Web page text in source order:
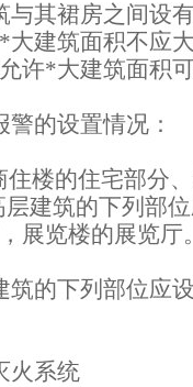
与其裙房之间设
大建筑面积不应
许*大建筑面积可
的设置情况：
住楼的住宅部分
层建筑的下列部
展览楼的展览厅。
筑的下列部位应
火系统